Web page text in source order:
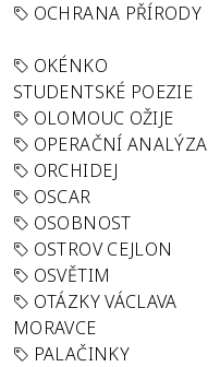
OCHRANA PŘÍRODY
OKÉNKO
STUDENTSKÉ POEZIE
OLOMOUC OŽIJE
OPERAČNÍ ANALÝZA
ORCHIDEJ
OSCAR
OSOBNOST
OSTROV CEJLON
OSVĚTIM
OTÁZKY VÁCLAVA
MORAVCE
PALAČINKY